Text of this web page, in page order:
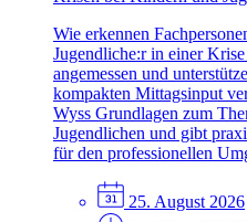
Wie erkennen
Jugendliche:r in einer
angemessen und
kompakten Mittagsinput
Wyss Grundlagen zum
Jugendlichen und gibt
für den professionellen
25. August 2026